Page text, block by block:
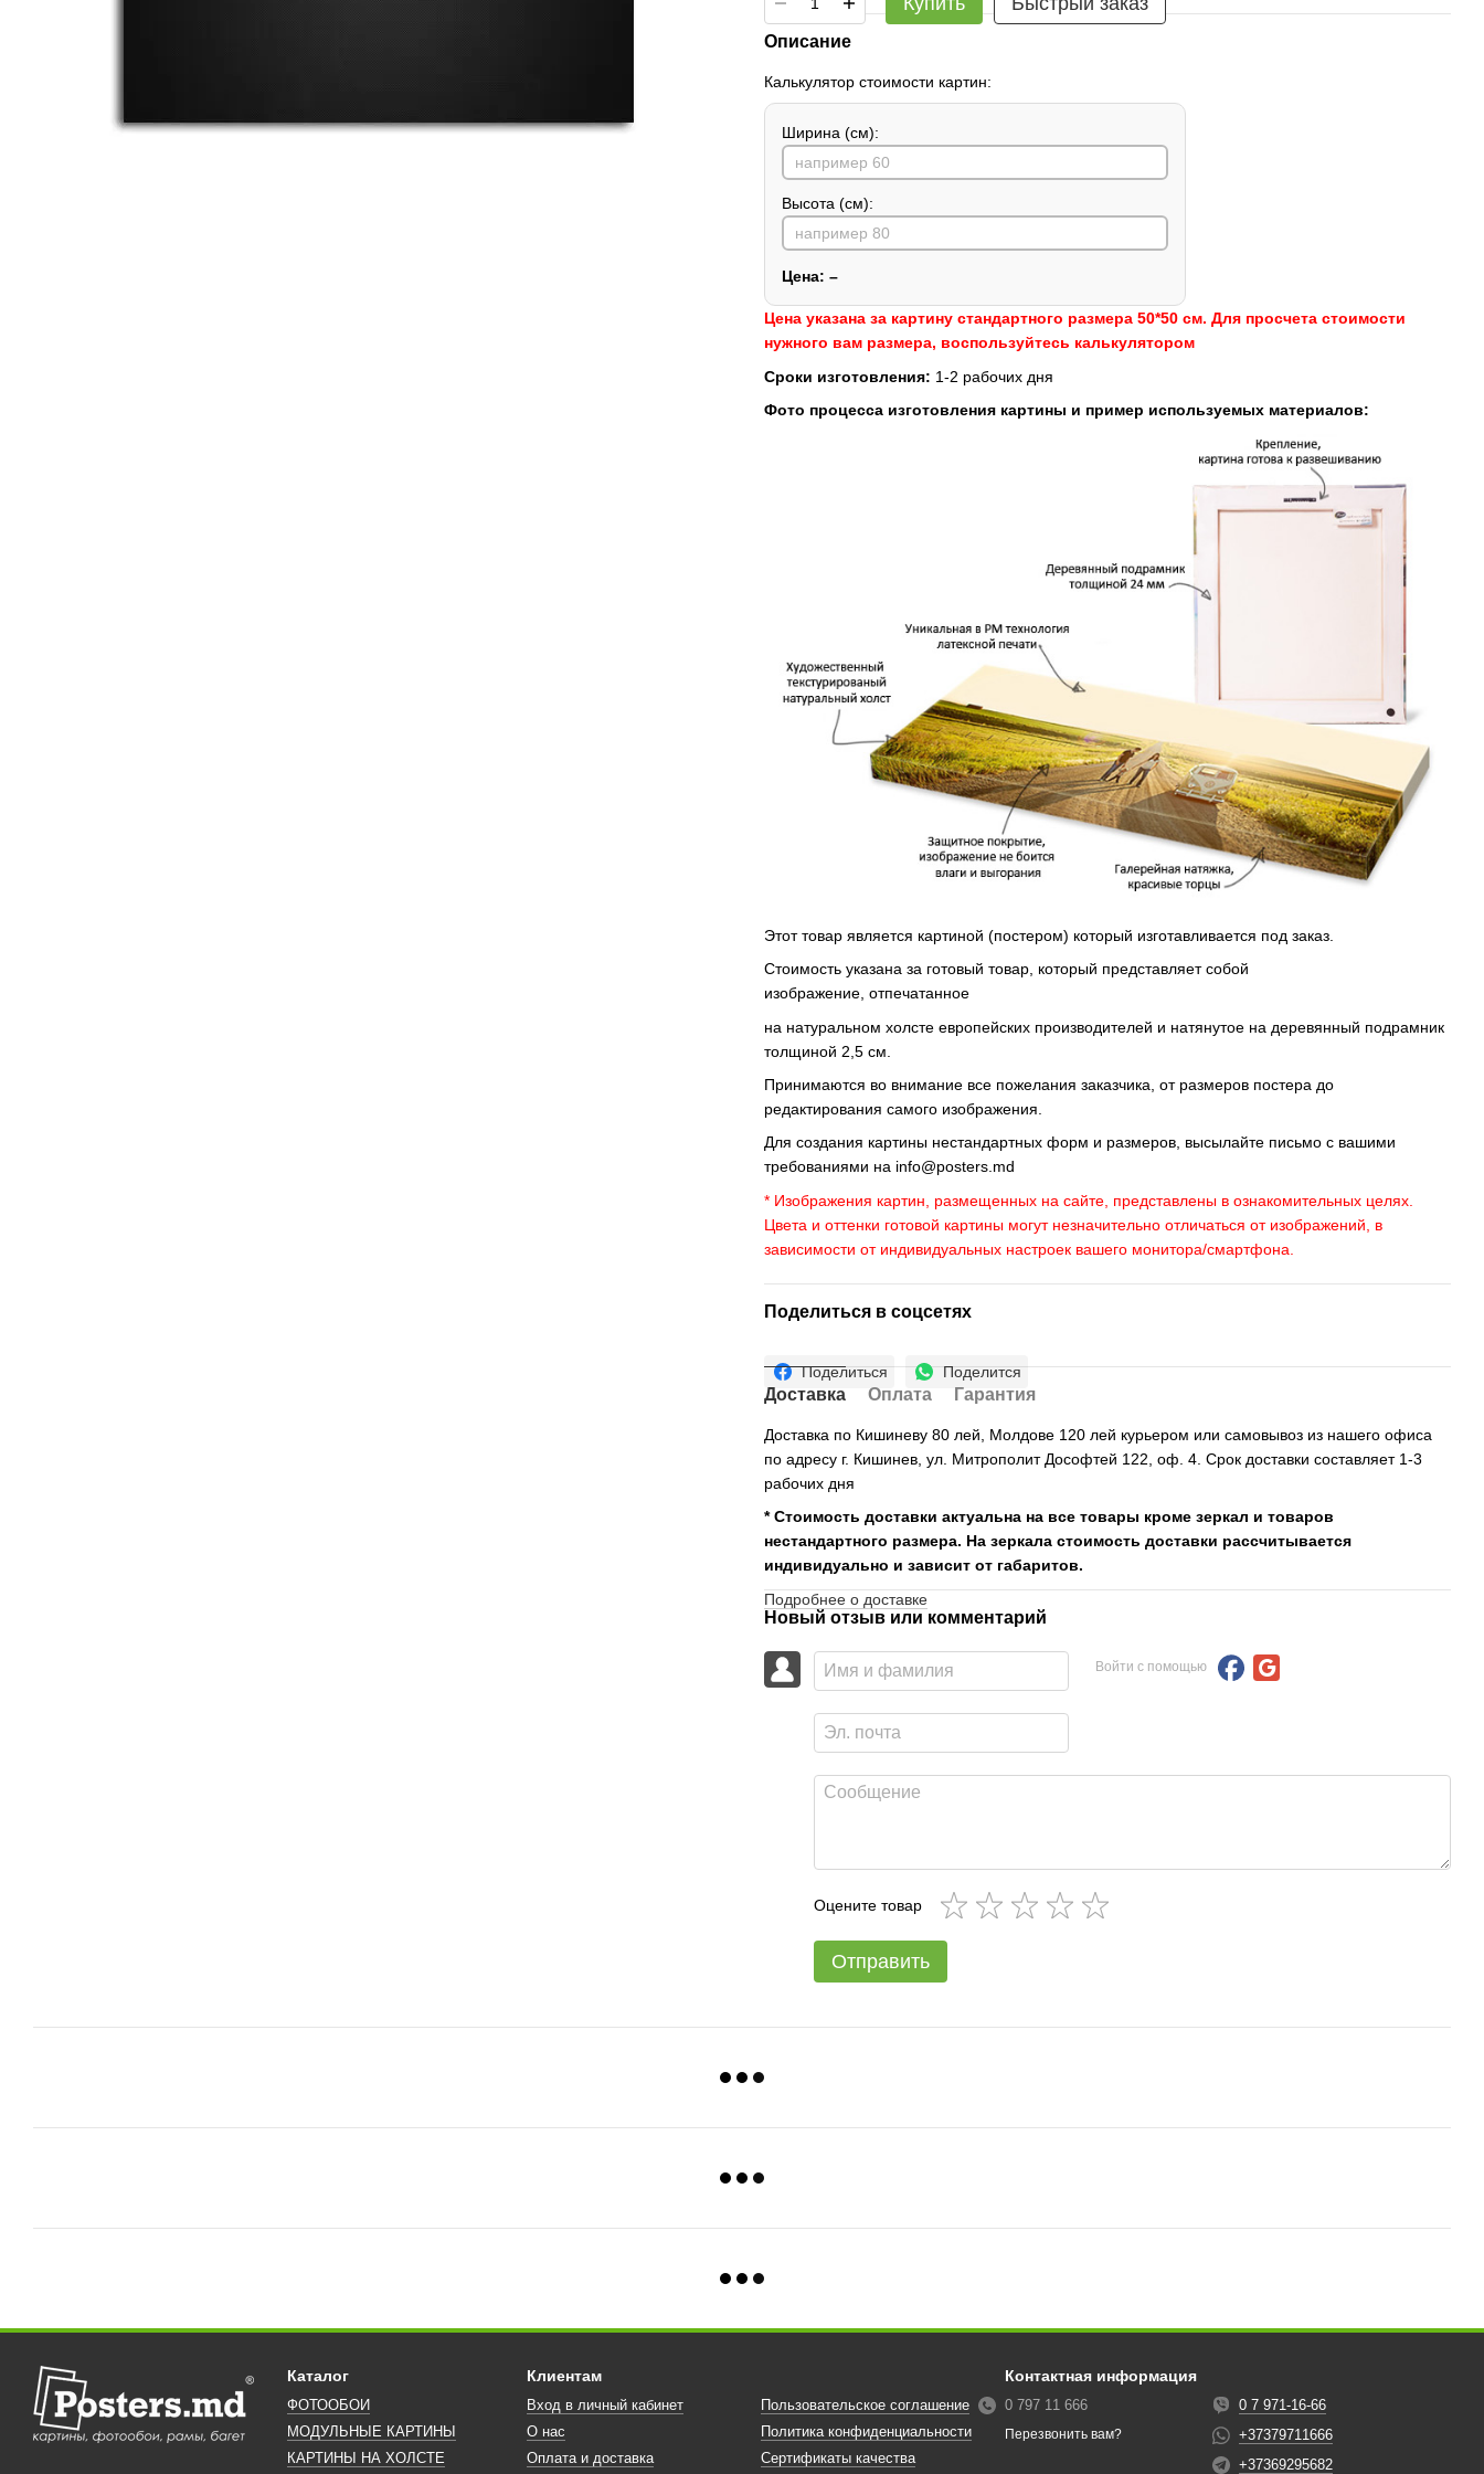
Описание
Калькулятор стоимости картин:
Ширина (см):
Высота (см):
Цена: –
Цена указана за картину стандартного размера 50*50 см. Для просчета стоимости
нужного вам размера, воспользуйтесь калькулятором
Сроки изготовления: 1-2 рабочих дня
Фото процесса изготовления картины и пример используемых материалов:
Этот товар является картиной (постером) который изготавливается под заказ.
Стоимость указана за готовый товар, который представляет собой
изображение, отпечатанное
на натуральном холсте европейских производителей и натянутое на деревянный подрамник
толщиной 2,5 см.
Принимаются во внимание все пожелания заказчика, от размеров постера до
редактирования самого изображения.
Для создания картины нестандартных форм и размеров, высылайте письмо c вашими
требованиями на info@posters.md
* Изображения картин, размещенных на сайте, представлены в ознакомительных целях.
Цвета и оттенки готовой картины могут незначительно отличаться от изображений, в
зависимости от индивидуальных настроек вашего монитора/смартфона.
Поделиться в соцсетях
Поделиться Поделится
Доставка Оплата Гарантия
Доставка по Кишиневу 80 лей, Молдове 120 лей курьером или самовывоз из нашего офиса
по адресу г. Кишинев, ул. Митрополит Дософтей 122, оф. 4. Срок доставки составляет 1-3
рабочих дня
* Стоимость доставки актуальна на все товары кроме зеркал и товаров
нестандартного размера. На зеркала стоимость доставки рассчитывается
индивидуально и зависит от габаритов.
Подробнее о доставке
Новый отзыв или комментарий
Войти с помощью
Оцените товар
Отправить
Каталог
ФОТООБОИ
МОДУЛЬНЫЕ КАРТИНЫ
КАРТИНЫ НА ХОЛСТЕ
Клиентам
Вход в личный кабинет
О нас
Оплата и доставка
Пользовательское соглашение
Политика конфиденциальности
Сертификаты качества
Контактная информация
0 797 11 666
Перезвонить вам?
0 7 971-16-66
+37379711666
+37369295682